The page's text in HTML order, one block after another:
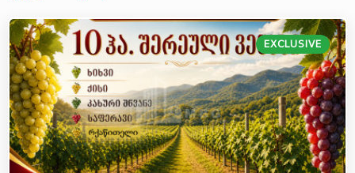
EXCLUSIVE